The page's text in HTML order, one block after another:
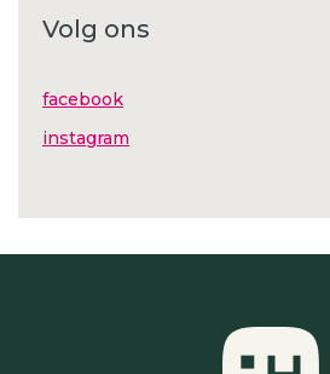
Volg ons
facebook
instagram